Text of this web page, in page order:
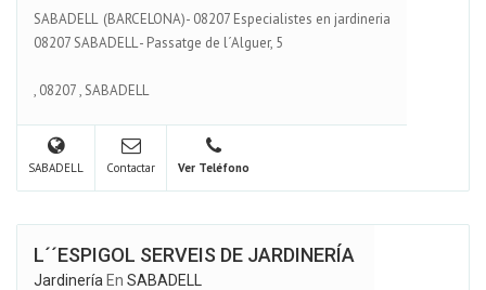
SABADELL (BARCELONA)- 08207 Especialistes en jardineria
08207 SABADELL - Passatge de l´Alguer, 5
, 08207,SABADELL
SABADELL Contactar Ver Teléfono
L´´ESPIGOL SERVEIS DE JARDINERÍA
Jardinería En SABADELL